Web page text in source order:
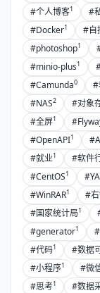
#个人博客1 #
#Docker1 #自
#photoshop1
#minio-plus1
#Camunda0 #
#NAS2 #对象
#全屏1
#OpenAPI1
#就业1 #软件
#CentOS1
#WinRAR1 #
#国家统计局1
#generator1
#代码1 #数据
#小程序1 #微
#思考1 #数据